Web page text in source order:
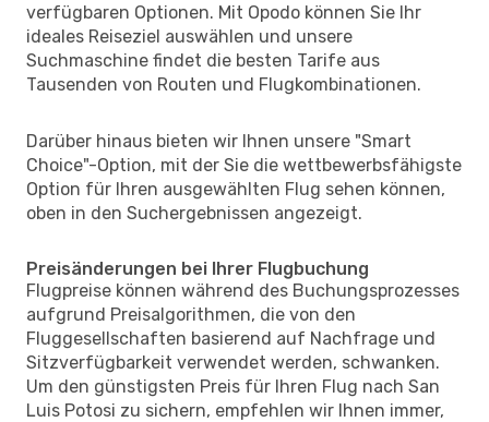
verfügbaren Optionen. Mit Opodo können Sie Ihr
ideales Reiseziel auswählen und unsere
Suchmaschine findet die besten Tarife aus
Tausenden von Routen und Flugkombinationen.
Darüber hinaus bieten wir Ihnen unsere "Smart
Choice"-Option, mit der Sie die wettbewerbsfähigste
Option für Ihren ausgewählten Flug sehen können,
oben in den Suchergebnissen angezeigt.
Preisänderungen bei Ihrer Flugbuchung
Flugpreise können während des Buchungsprozesses
aufgrund Preisalgorithmen, die von den
Fluggesellschaften basierend auf Nachfrage und
Sitzverfügbarkeit verwendet werden, schwanken.
Um den günstigsten Preis für Ihren Flug nach San
Luis Potosi zu sichern, empfehlen wir Ihnen immer,